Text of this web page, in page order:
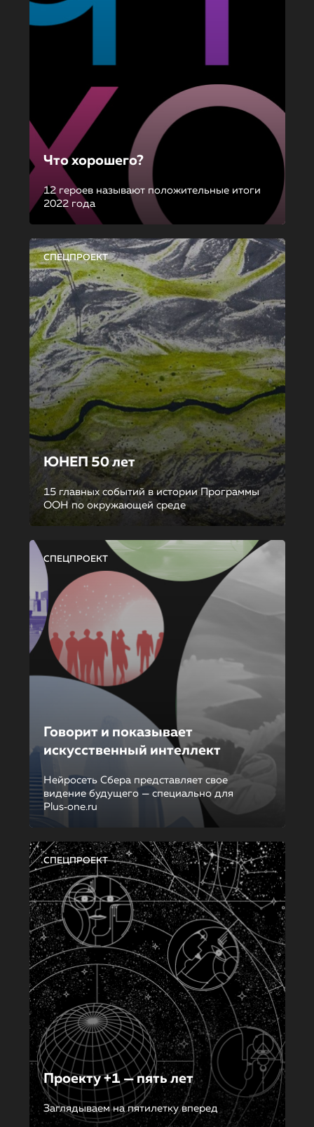
Что хорошего?
12 героев называют положительные итоги
2022 года
СПЕЦПРОЕКТ
ЮНЕП 50 лет
15 главных событий в истории Программы
ООН по окружающей среде
СПЕЦПРОЕКТ
Говорит и показывает
искусственный интеллект
Нейросеть Сбера представляет свое
видение будущего — специально для
Plus‑one.ru
СПЕЦПРОЕКТ
Проекту +1 — пять лет
Заглядываем на пятилетку вперед